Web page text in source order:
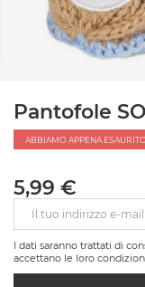
Pantofole
ABBIAMO APPENA
5,99 €
Il tuo indirizzo e-mail
I dati saranno trattati di
accettano le loro